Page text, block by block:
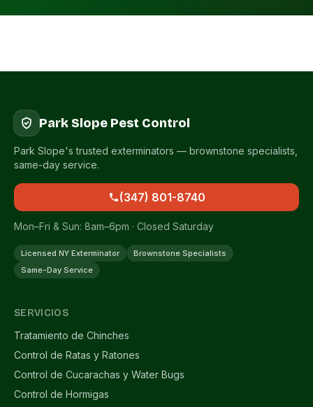
Park Slope Pest Control
Park Slope's trusted exterminators — brownstone specialists,
same-day service.
(347) 801-8740
Mon–Fri & Sun: 8am–6pm · Closed Saturday
Licensed NY Exterminator
Brownstone Specialists
Same-Day Service
SERVICIOS
Tratamiento de Chinches
Control de Ratas y Ratones
Control de Cucarachas y Water Bugs
Control de Hormigas